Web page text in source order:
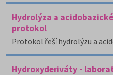
Hydrolýza a
protokol
Protokol řeší hydrolýzu a
Hydroxyderiváty -